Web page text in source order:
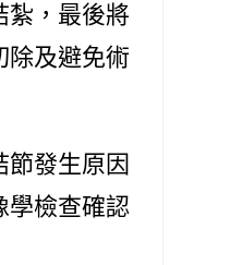
紮，最後將
除及避免術
發生原因
學檢查確認